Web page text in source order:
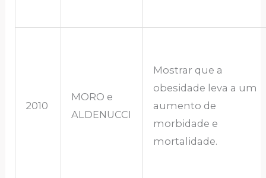
2010
MORO e
ALDENUCCI
Mostrar que a
obesidade leva a um
aumento de
morbidade e
mortalidade.